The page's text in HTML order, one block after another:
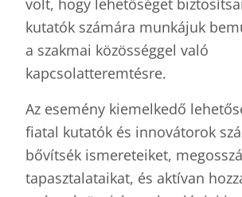
kutatók számára munkájuk
a szakmai közösséggel való
kapcsolatteremtésre.
Az esemény kiemelkedő
fiatal kutatók és innovátorok
bővítsék ismereteiket,
tapasztalataikat, és aktívan